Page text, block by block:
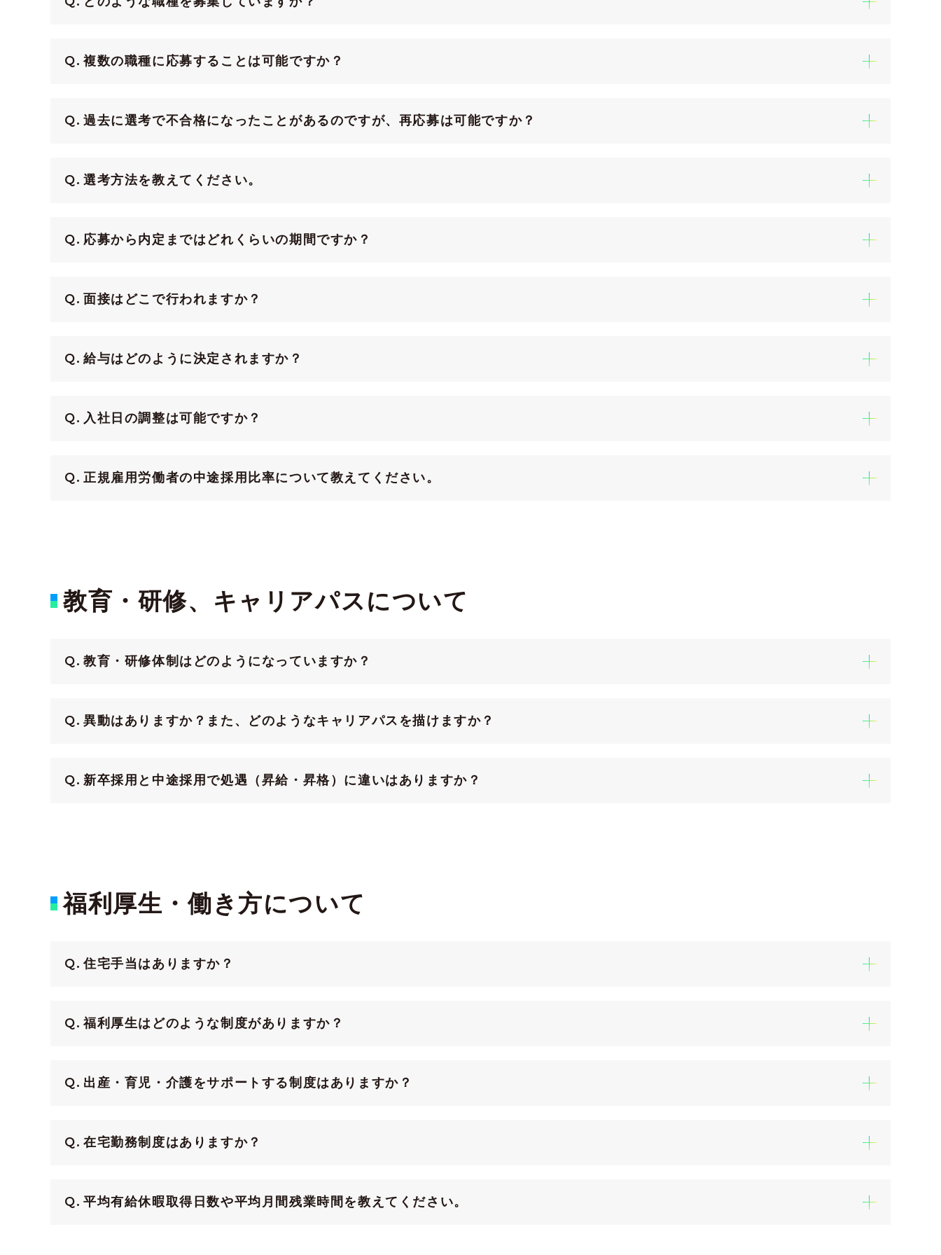
複数の職種に応募することは可能ですか？
過去に選考で不合格になったことがあるのですが、再応募は可能ですか？
選考方法を教えてください。
応募から内定まではどれくらいの期間ですか？
面接はどこで行われますか？
給与はどのように決定されますか？
入社日の調整は可能ですか？
正規雇用労働者の中途採用比率について教えてください。
教育・研修、キャリアパスについて
教育・研修体制はどのようになっていますか？
異動はありますか？また、どのようなキャリアパスを描けますか？
新卒採用と中途採用で処遇（昇給・昇格）に違いはありますか？
福利厚生・働き方について
住宅手当はありますか？
福利厚生はどのような制度がありますか？
出産・育児・介護をサポートする制度はありますか？
在宅勤務制度はありますか？
平均有給休暇取得日数や平均月間残業時間を教えてください。